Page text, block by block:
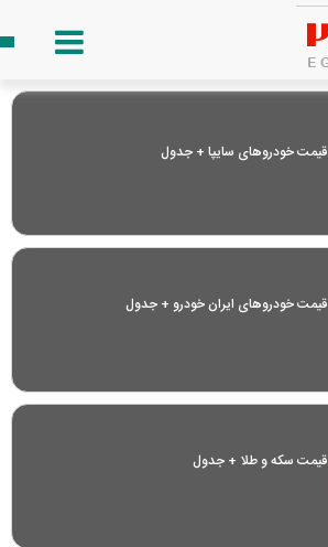
قیمت خودرو‌های سایپا + جدول
قیمت خودرو‌های ایران خودرو + جدول
قیمت سکه و طلا + جدول